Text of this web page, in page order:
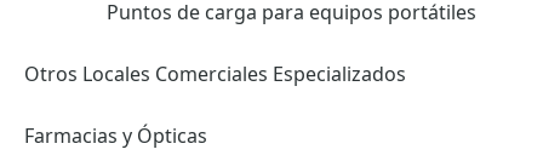
Puntos de carga para equipos portátiles
Otros Locales Comerciales Especializados
Farmacias y Ópticas